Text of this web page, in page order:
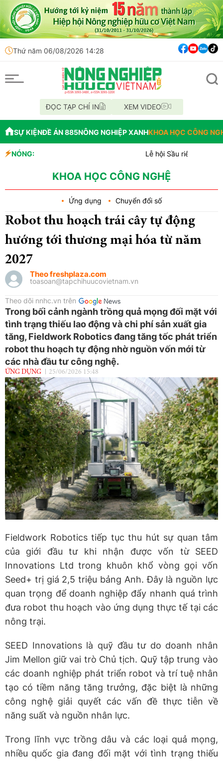
Thứ năm 06/08/2026 14:28
ĐỌC TẠP CHÍ IN XEM VIDEO
SỰ KIỆNĐỀ ÁN 885NÔNG NGHIỆP XANHKHOA HỌC CÔNG
NÓNG:
Lễ hội Sầu riêng Đắk Lắk 2026
Cách tư duy mới: Hỗ trợ người
KHOA HỌC CÔNG NGHỆ
Ứng dụng Chuyển đổi số
Robot thu hoạch trái cây tự động
hướng tới thương mại hóa từ năm
2027
Theo freshplaza.com
toasoan@tapchihuucovietnam.vn
Theo dõi nnhc.vn trên
Trong bối cảnh ngành trồng quả mọng đối mặt với
tình trạng thiếu lao động và chi phí sản xuất gia
tăng, Fieldwork Robotics đang tăng tốc phát triển
robot thu hoạch tự động nhờ nguồn vốn mới từ
các nhà đầu tư công nghệ.
ỨNG DỤNG 25/06/2026 15:48
Fieldwork Robotics tiếp tục thu hút sự quan tâm
của giới đầu tư khi nhận được vốn từ SEED
Innovations Ltd trong khuôn khổ vòng gọi vốn
Seed+ trị giá 2,5 triệu bảng Anh. Đây là nguồn lực
quan trọng để doanh nghiệp đẩy nhanh quá trình
đưa robot thu hoạch vào ứng dụng thực tế tại các
nông trại.
SEED Innovations là quỹ đầu tư do doanh nhân
Jim Mellon giữ vai trò Chủ tịch. Quỹ tập trung vào
các doanh nghiệp phát triển robot và trí tuệ nhân
tạo có tiềm năng tăng trưởng, đặc biệt là những
công nghệ giải quyết các vấn đề thực tiễn về
năng suất và nguồn nhân lực.
Trong lĩnh vực trồng dâu và các loại quả mọng,
nhiều quốc gia đang đối mặt với tình trạng thiếu